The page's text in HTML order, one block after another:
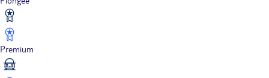
Premium